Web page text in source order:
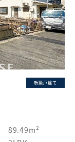
新築戸建て
89.49m²